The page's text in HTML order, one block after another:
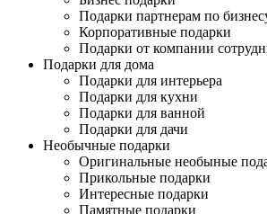
Подарки партнерам по
Корпоративные подарки
Подарки от компании
Подарки для дома
Подарки для интерьера
Подарки для кухни
Подарки для ванной
Подарки для дачи
Необычные подарки
Оригинальные необыные
Прикольные подарки
Интересные подарки
Памятные подарки